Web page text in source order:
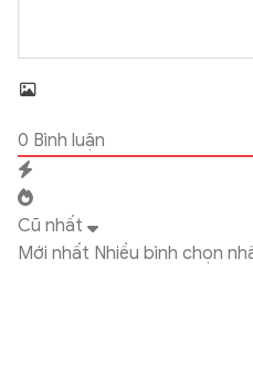
0 Bình luận
Cũ nhất
Mới nhất Nhiều bình chọn